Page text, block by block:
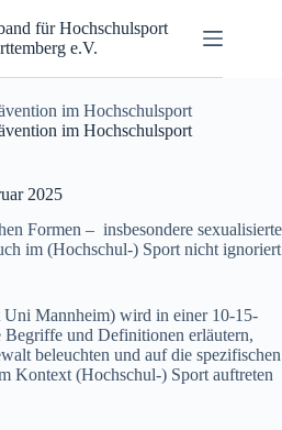
für Hochschulsport
e.V.
im Hochschulsport
im Hochschulsport
2025
Formen – insbesondere sexualisierte
im (Hochschul-) Sport nicht ignoriert
Mannheim) wird in einer 10-15-
und Definitionen erläutern,
beleuchten und auf die spezifischen
Kontext (Hochschul-) Sport auftreten